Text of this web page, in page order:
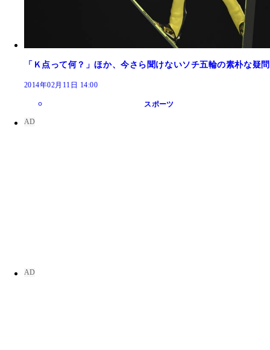
「Ｋ点って何？」ほか、今さら聞けないソチ五輪の素朴な疑問
2014年02月11日 14:00
スポーツ